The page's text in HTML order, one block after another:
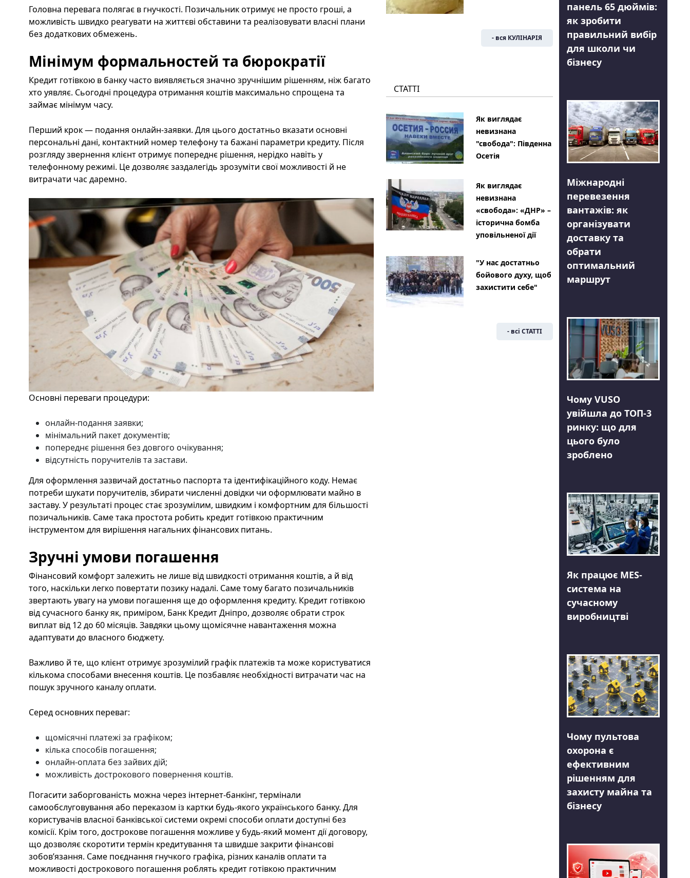
Головна перевага полягає в гнучкості. Позичальник отримує не просто гроші, а
можливість швидко реагувати на життєві обставини та реалізовувати власні плани
без додаткових обмежень.
Мінімум формальностей та бюрократії
Кредит готівкою в банку часто виявляється значно зручнішим рішенням, ніж багато
хто уявляє. Сьогодні процедура отримання коштів максимально спрощена та
займає мінімум часу.
Перший крок — подання онлайн-заявки. Для цього достатньо вказати основні
персональні дані, контактний номер телефону та бажані параметри кредиту. Після
розгляду звернення клієнт отримує попереднє рішення, нерідко навіть у
телефонному режимі. Це дозволяє заздалегідь зрозуміти свої можливості й не
витрачати час даремно.
Основні переваги процедури:
онлайн-подання заявки;
мінімальний пакет документів;
попереднє рішення без довгого очікування;
відсутність поручителів та застави.
Для оформлення зазвичай достатньо паспорта та ідентифікаційного коду. Немає
потреби шукати поручителів, збирати численні довідки чи оформлювати майно в
заставу. У результаті процес стає зрозумілим, швидким і комфортним для більшості
позичальників. Саме така простота робить кредит готівкою практичним
інструментом для вирішення нагальних фінансових питань.
Зручні умови погашення
Фінансовий комфорт залежить не лише від швидкості отримання коштів, а й від
того, наскільки легко повертати позику надалі. Саме тому багато позичальників
звертають увагу на умови погашення ще до оформлення кредиту. Кредит готівкою
від сучасного банку як, приміром, Банк Кредит Дніпро, дозволяє обрати строк
виплат від 12 до 60 місяців. Завдяки цьому щомісячне навантаження можна
адаптувати до власного бюджету.
Важливо й те, що клієнт отримує зрозумілий графік платежів та може користуватися
кількома способами внесення коштів. Це позбавляє необхідності витрачати час на
пошук зручного каналу оплати.
Серед основних переваг:
щомісячні платежі за графіком;
кілька способів погашення;
онлайн-оплата без зайвих дій;
можливість дострокового повернення коштів.
Погасити заборгованість можна через інтернет-банкінг, термінали
самообслуговування або переказом із картки будь-якого українського банку. Для
користувачів власної банківської системи окремі способи оплати доступні без
комісії. Крім того, дострокове погашення можливе у будь-який момент дії договору,
що дозволяє скоротити термін кредитування та швидше закрити фінансові
зобов’язання. Саме поєднання гнучкого графіка, різних каналів оплати та
можливості дострокового погашення роблять кредит готівкою практичним
- вся КУЛІНАРІЯ
СТАТТІ
Як виглядає
невизнана
"свобода": Південна
Осетія
Як виглядає
невизнана
«свобода»: «ДНР» –
історична бомба
уповільненої дії
"У нас достатньо
бойового духу, щоб
захистити себе"
- всі СТАТТІ
панель 65 дюймів:
як зробити
правильний вибір
для школи чи
бізнесу
Міжнародні
перевезення
вантажів: як
організувати
доставку та
обрати
оптимальний
маршрут
Чому VUSO
увійшла до ТОП-3
ринку: що для
цього було
зроблено
Як працює MES-
система на
сучасному
виробництві
Чому пультова
охорона є
ефективним
рішенням для
захисту майна та
бізнесу